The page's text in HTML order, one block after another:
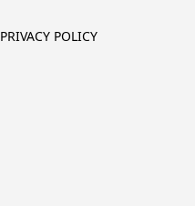
PRIVACY POLICY